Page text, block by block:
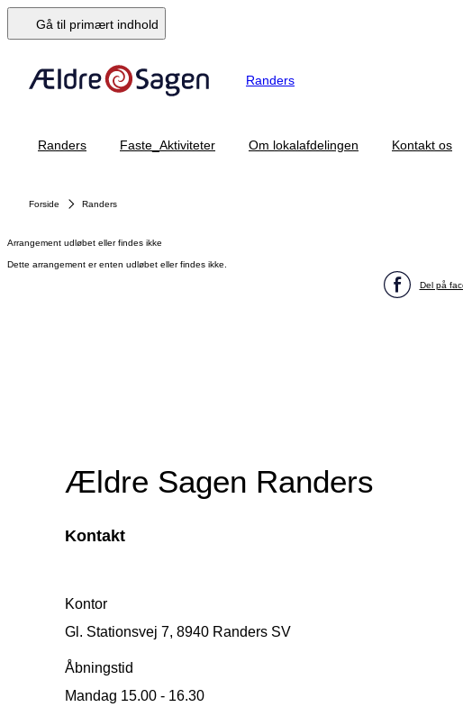
Gå til primært indhold
Randers
Randers Faste_Aktiviteter Om lokalafdelingen Kontakt os
Forside Randers
Arrangement udløbet eller findes ikke
Dette arrangement er enten udløbet eller findes ikke.
Del på
Ældre Sagen Randers
Kontakt
Kontor
Gl. Stationsvej 7, 8940 Randers SV
Åbningstid
Mandag 15.00 - 16.30